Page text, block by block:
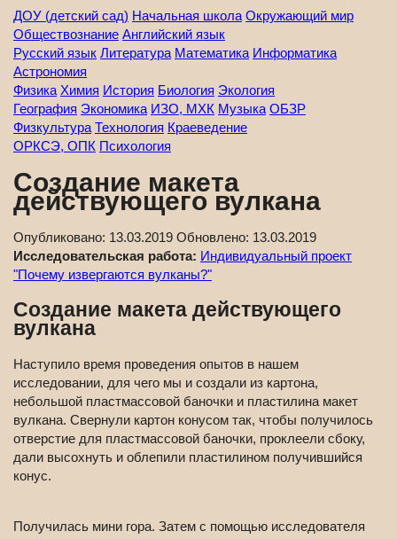
ДОУ (детский сад) Начальная школа Окружающий мир
Обществознание Английский язык
Русский язык Литература Математика Информатика
Астрономия
Физика Химия История Биология Экология
География Экономика ИЗО, МХК Музыка ОБЗР
Физкультура Технология Краеведение
ОРКСЭ, ОПК Психология
Создание макета
действующего вулкана
Опубликовано: 13.03.2019 Обновлено: 13.03.2019
Исследовательская работа: Индивидуальный проект
"Почему извергаются вулканы?"
Создание макета действующего
вулкана
Наступило время проведения опытов в нашем
исследовании, для чего мы и создали из картона,
небольшой пластмассовой баночки и пластилина макет
вулкана. Свернули картон конусом так, чтобы получилось
отверстие для пластмассовой баночки, проклеели сбоку,
дали высохнуть и облепили пластилином получившийся
конус.
Получилась мини гора. Затем с помощью исследователя